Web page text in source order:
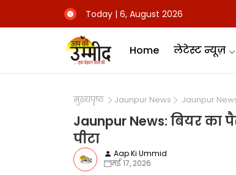
Today | 6, August 2026
Home लेटेस्ट न्यूज़
मुख्यपृष्ठ Jaunpur News Jaunpur
Jaunpur News: बियर का
पीटा
Aap Ki Ummid
मई 17, 2026